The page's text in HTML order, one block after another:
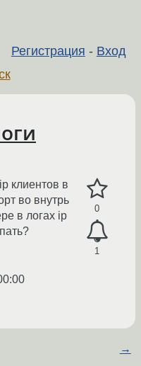
Регистрация - Вход
0
1
клиентов в
во внутрь
в логах ip
→